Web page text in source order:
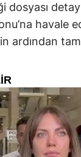
dosyası
havale
ardından